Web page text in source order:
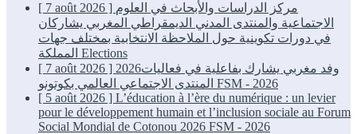
[ 7 août 2026 ] مركز الدراسات والأبحاث في العلوم
الاجتماعية والمنتدى المدني الديمقراطي المغربي يشاركان
في دورات تكوينية حول الملاحظة الانتخابية بمختلف جهات
Elections
[ 7 août 2026 ] 2026وفد مغربي يشارك بفاعلية في فعاليات
FSM - 2026
[ 5 août 2026 ] L’éducation à l’ère du numérique : un levier
pour le développement humain et l’inclusion sociale au Forum
Social Mondial de Cotonou 2026 FSM - 2026